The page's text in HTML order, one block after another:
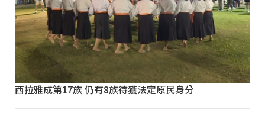
西拉雅成第17族 仍有8族待獲法定原民身分